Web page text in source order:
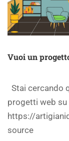
Vuoi un
Stai cercando
progetti web
https://
source